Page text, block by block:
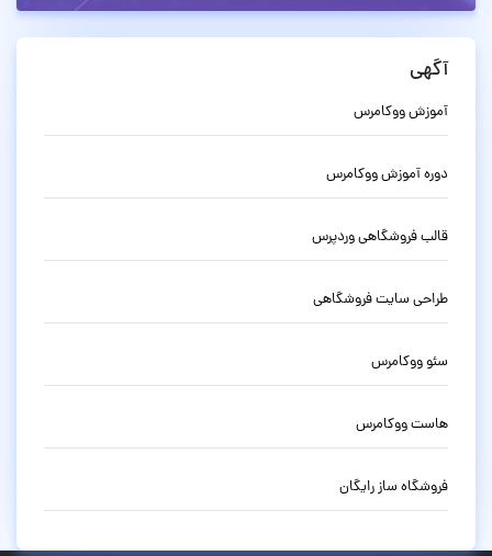
آگهی
آموزش ووکامرس
دوره آموزش ووکامرس
قالب فروشگاهی وردپرس
طراحی سایت فروشگاهی
سئو ووکامرس
هاست ووکامرس
فروشگاه ساز رایگان